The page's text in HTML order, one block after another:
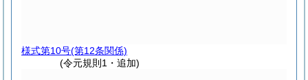
様式第10号(第12条関係)
(令元規則1・追加)